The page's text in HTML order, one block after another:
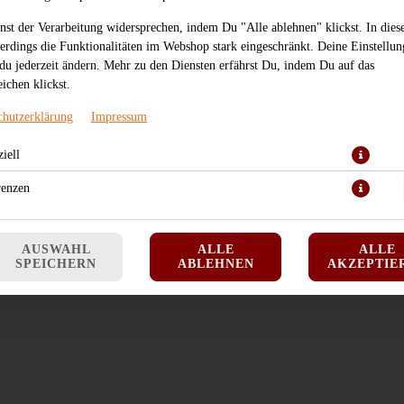
der Verarbeitung widersprechen, indem Du "Alle ablehnen" klickst. In
die Funktionalitäten im Webshop stark eingeschränkt. Deine
jederzeit ändern. Mehr zu den Diensten erfährst Du, indem Du auf das
klickst.
Impressum
AUSWAHL
SPEICHERN
ALLE
ABLEHNEN
ALLE